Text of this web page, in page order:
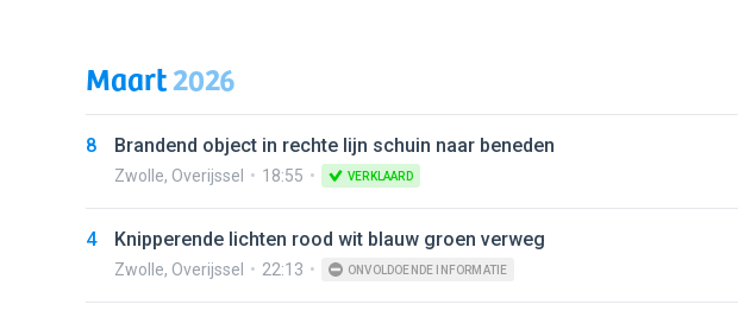
Maart2026
8 Brandend object in rechte lijn schuin naar beneden
Zwolle, Overijssel 18:55 VERKLAARD
4 Knipperende lichten rood wit blauw groen verweg
Zwolle, Overijssel 22:13 ONVOLDOENDE INFORMATIE